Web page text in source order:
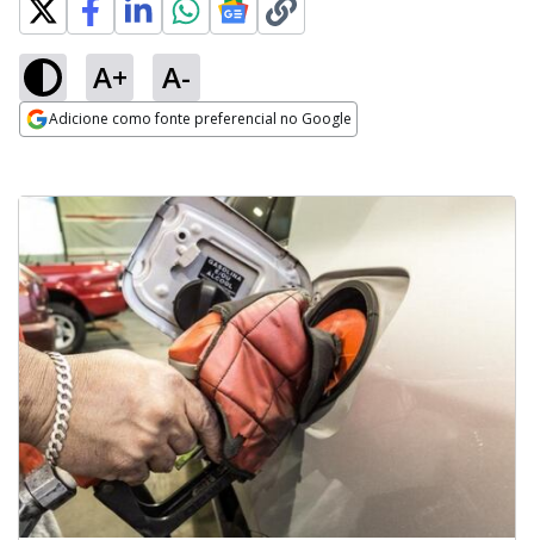
A+ A-
Adicione como fonte preferencial no Google